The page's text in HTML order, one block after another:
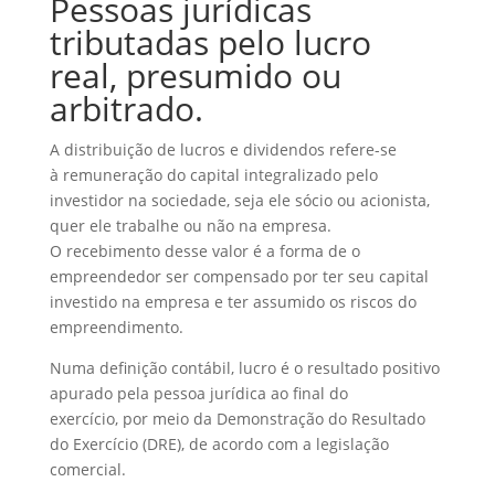
Pessoas jurídicas
tributadas pelo lucro
real, presumido ou
arbitrado.
A distribuição de lucros e dividendos refere-se
à remuneração do capital integralizado pelo
investidor na sociedade, seja ele sócio ou acionista,
quer ele trabalhe ou não na empresa.
O recebimento desse valor é a forma de o
empreendedor ser compensado por ter seu capital
investido na empresa e ter assumido os riscos do
empreendimento.
Numa definição contábil, lucro é o resultado positivo
apurado pela pessoa jurídica ao final do
exercício, por meio da Demonstração do Resultado
do Exercício (DRE), de acordo com a legislação
comercial.